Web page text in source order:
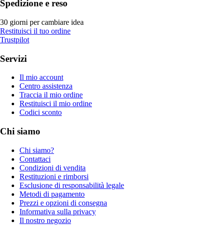
Spedizione e reso
30 giorni per cambiare idea
Restituisci il tuo ordine
Trustpilot
Servizi
Il mio account
Centro assistenza
Traccia il mio ordine
Restituisci il mio ordine
Codici sconto
Chi siamo
Chi siamo?
Contattaci
Condizioni di vendita
Restituzioni e rimborsi
Esclusione di responsabilità legale
Metodi di pagamento
Prezzi e opzioni di consegna
Informativa sulla privacy
Il nostro negozio